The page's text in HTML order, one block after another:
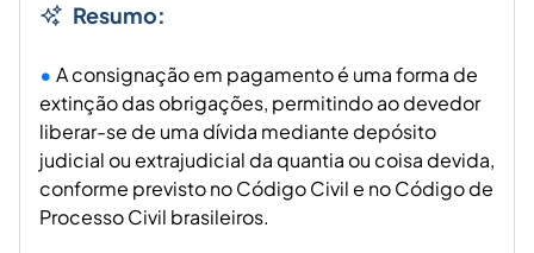
Resumo:
A consignação em pagamento é uma forma de
extinção das obrigações, permitindo ao devedor
liberar-se de uma dívida mediante depósito
judicial ou extrajudicial da quantia ou coisa devida,
conforme previsto no Código Civil e no Código de
Processo Civil brasileiros.